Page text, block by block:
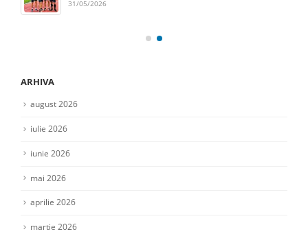
31/05/2026
ARHIVA
august 2026
iulie 2026
iunie 2026
mai 2026
aprilie 2026
martie 2026